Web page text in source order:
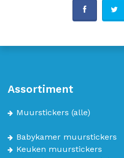
Assortiment
Muurstickers (alle)
Babykamer muurstickers
Keuken muurstickers